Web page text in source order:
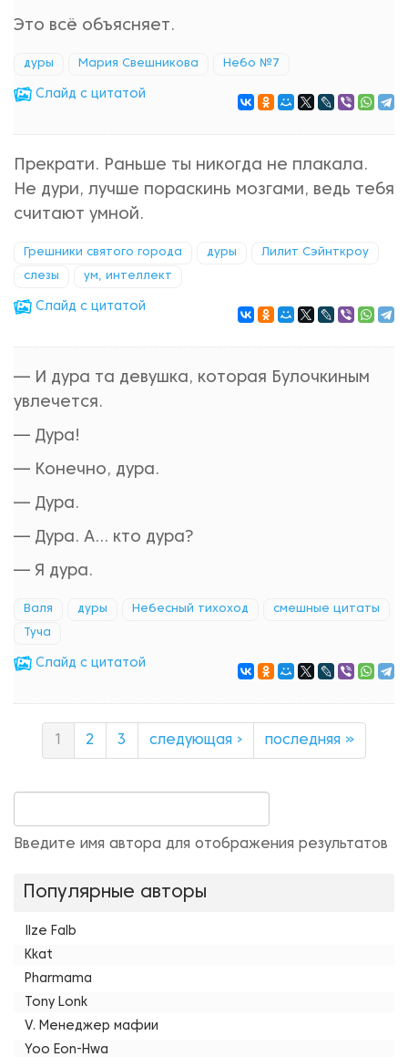
Это всё объясняет.
дуры Мария Свешникова Небо №7
Cлайд с цитатой
Прекрати. Раньше ты никогда не плакала.
Не дури, лучше пораскинь мозгами, ведь тебя
считают умной.
Грешники святого города дуры Лилит Сэйнткроу
слезы ум, интеллект
Cлайд с цитатой
— И дура та девушка, которая Булочкиным
увлечется.
— Дура!
— Конечно, дура.
— Дура.
— Дура. А... кто дура?
— Я дура.
Валя дуры Небесный тихоход смешные цитаты
Туча
Cлайд с цитатой
2 3 следующая › последняя »
Введите имя автора для отображения результатов
Популярные авторы
Ilze Falb
Kkat
Pharmama
Tony Lonk
V. Менеджер мафии
Yoo Eon-Hwa